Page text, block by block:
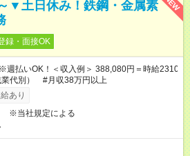
▼土日休み！鉄鋼・金属素
録・面接OK
払いOK！＜収入例＞ 388,080円＝時給2310
業代別） #月収38万円以上
あり
※当社規定による